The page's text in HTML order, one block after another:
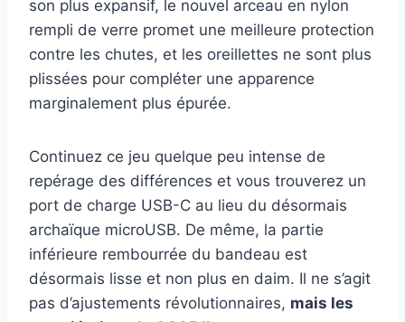
son plus expansif, le nouvel arceau en nylon
rempli de verre promet une meilleure protection
contre les chutes, et les oreillettes ne sont plus
plissées pour compléter une apparence
marginalement plus épurée.
Continuez ce jeu quelque peu intense de
repérage des différences et vous trouverez un
port de charge USB-C au lieu du désormais
archaïque microUSB. De même, la partie
inférieure rembourrée du bandeau est
désormais lisse et non plus en daim. Il ne s’agit
pas d’ajustements révolutionnaires, mais les